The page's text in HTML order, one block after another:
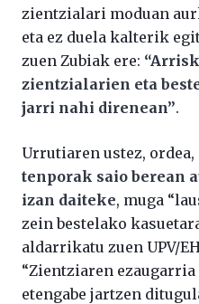
zientzialari moduan
eta ez duela kalterik
zuen Zubiak ere:
zientzialarien eta
jarri nahi direnean”.
Urrutiaren ustez, ordea,
tenporak saio berean
izan daiteke, muga
zein bestelako
aldarrikatu zuen UPV/
“Zientziaren
etengabe jartzen